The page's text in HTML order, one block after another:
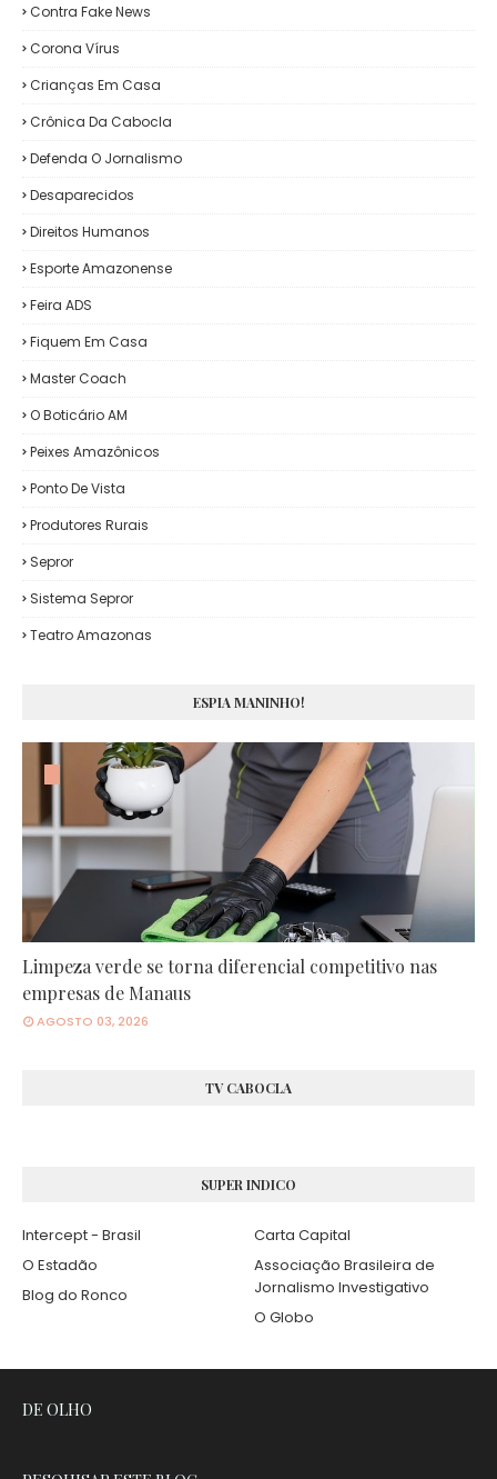
Contra Fake News
Corona Vírus
Crianças Em Casa
Crônica Da Cabocla
Defenda O Jornalismo
Desaparecidos
Direitos Humanos
Esporte Amazonense
Feira ADS
Fiquem Em Casa
Master Coach
O Boticário AM
Peixes Amazônicos
Ponto De Vista
Produtores Rurais
Sepror
Sistema Sepror
Teatro Amazonas
ESPIA MANINHO!
Limpeza verde se torna diferencial competitivo nas
empresas de Manaus
AGOSTO 03, 2026
TV CABOCLA
SUPER INDICO
Intercept - Brasil
Carta Capital
O Estadão
Associação Brasileira de
Jornalismo Investigativo
Blog do Ronco
O Globo
DE OLHO